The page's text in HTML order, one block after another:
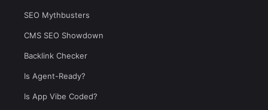
SEO Mythbusters
CMS SEO Showdown
Backlink Checker
Is Agent-Ready?
Is App Vibe Coded?